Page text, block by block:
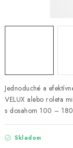
Jednoduché a
VELUX alebo roleta
s dosahom 100 –
Skladom